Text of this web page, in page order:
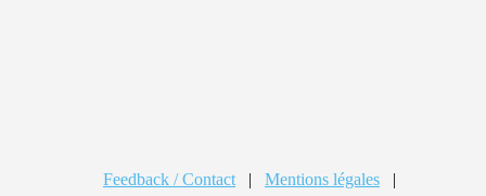
Feedback / Contact | Mentions légales
|